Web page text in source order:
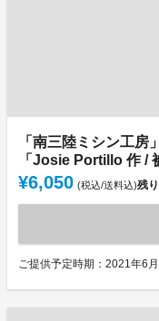
「南三陸ミシン工房
「Josie Portillo 作 /
¥6,050 (税込/送料込)残り
ご提供予定時期：2021年6